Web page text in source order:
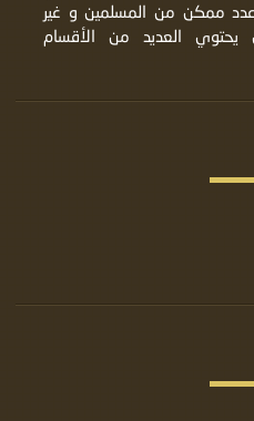
عدد ممكن من المسلمين و غير
العديد من الأقسام